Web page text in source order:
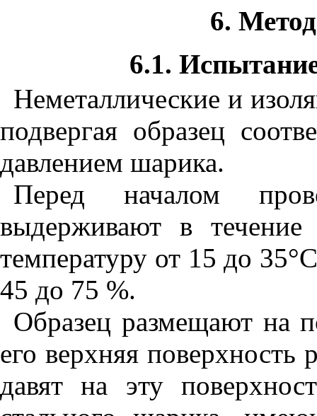
6.
6.1.
Неметаллические и
подвергая образец
давлением шарика.
Перед началом
выдерживают в
температуру от 15 до 35°
45 до 75 %.
Образец размещают на
его верхняя поверхность
давят на эту